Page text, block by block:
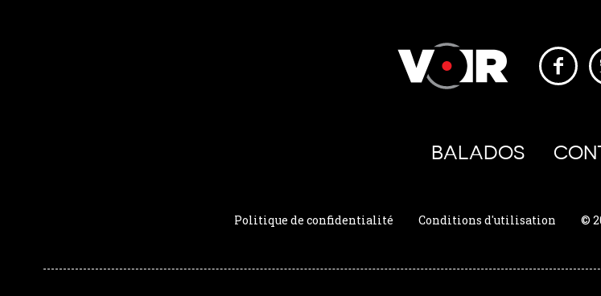
BALADOS
Politique de confidentialité Conditions d'utilisation ©